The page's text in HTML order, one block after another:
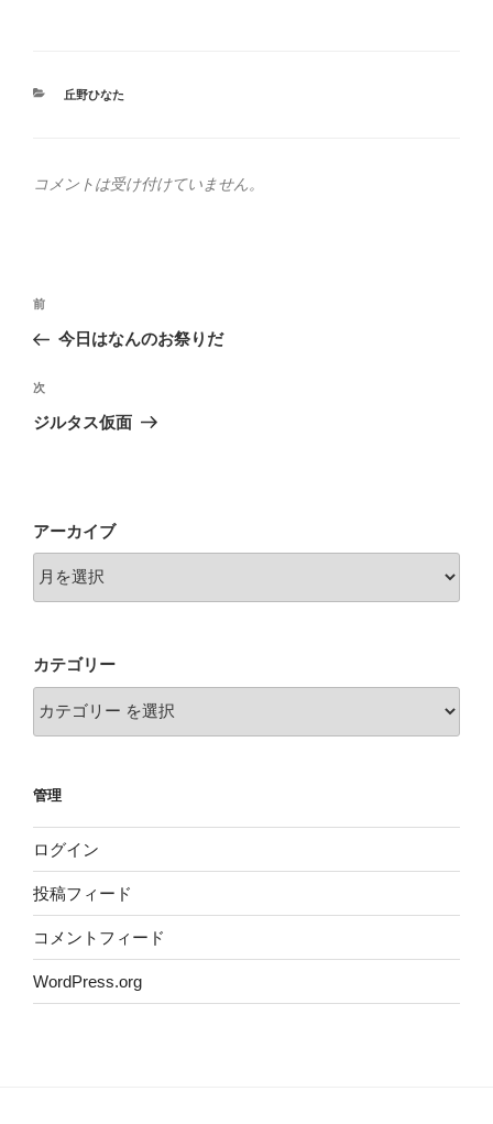
カ
丘野ひなた
コメントは受け付けていません。
投
ナ
ビ
ゲ
ン
前
の
稿
前
今日はなんのお祭りだ
次
の
次
ジルタス仮面
アーカイブ
カテゴリー
管理
ログイン
投稿フィード
コメントフィード
WordPress.org